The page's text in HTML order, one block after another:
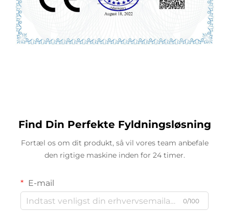
Find Din Perfekte Fyldningsløsning
Fortæl os om dit produkt, så vil vores team anbefale
den rigtige maskine inden for 24 timer.
E-mail
0/100